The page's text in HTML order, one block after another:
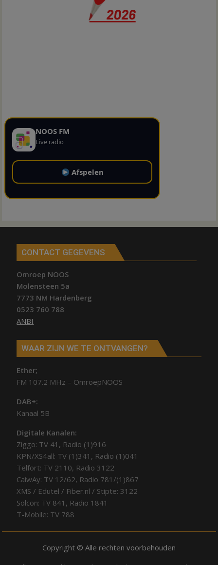
NOOS FM
Live radio
Afspelen
CONTACT GEGEVENS
Omroep NOOS
Molensteen 5a
7773 NM Hardenberg
0523 760 788
ANBI
WAAR ZIJN WE TE ONTVANGEN?
Ether;
FM 107.2 MHz – OmroepNOOS
DAB+:
Kanaal 5B
Digitale Kanalen:
Ziggo: TV 41, Radio (1)916
KPN/XS4all: TV (1)341, Radio (1)041
Telfort: TV 2110, Radio 3122
CaiwAy: TV 12/62, Radio 781/(1)867
XMS / Edutel / Fiber.nl / Stipte: 3122
Solcon: TV 841, Radio 1841
T-Mobile: TV 788
Copyright © Alle rechten voorbehouden